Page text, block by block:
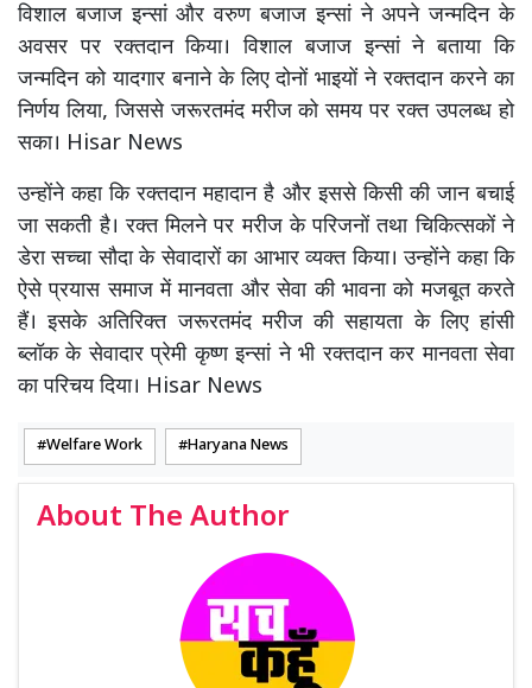
विशाल बजाज इन्सां और वरुण बजाज इन्सां ने अपने जन्मदिन के
अवसर पर रक्तदान किया। विशाल बजाज इन्सां ने बताया कि
जन्मदिन को यादगार बनाने के लिए दोनों भाइयों ने रक्तदान करने का
निर्णय लिया, जिससे जरूरतमंद मरीज को समय पर रक्त उपलब्ध हो
सका। Hisar News
उन्होंने कहा कि रक्तदान महादान है और इससे किसी की जान बचाई
जा सकती है। रक्त मिलने पर मरीज के परिजनों तथा चिकित्सकों ने
डेरा सच्चा सौदा के सेवादारों का आभार व्यक्त किया। उन्होंने कहा कि
ऐसे प्रयास समाज में मानवता और सेवा की भावना को मजबूत करते
हैं। इसके अतिरिक्त जरूरतमंद मरीज की सहायता के लिए हांसी
ब्लॉक के सेवादार प्रेमी कृष्ण इन्सां ने भी रक्तदान कर मानवता सेवा
का परिचय दिया। Hisar News
Welfare Work Haryana News
About The Author